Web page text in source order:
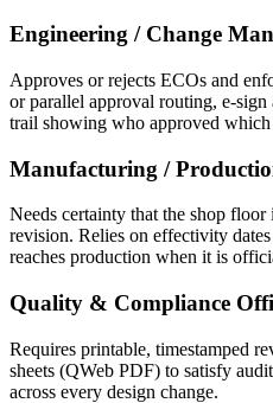
Engineering / Change
Approves or rejects ECOs and
or parallel approval routing, e-
trail showing who approved
Manufacturing /
Needs certainty that the shop
revision. Relies on effectivity
reaches production when it is
Quality & Compliance
Requires printable, timestamped
sheets (QWeb PDF) to satisfy
across every design change.